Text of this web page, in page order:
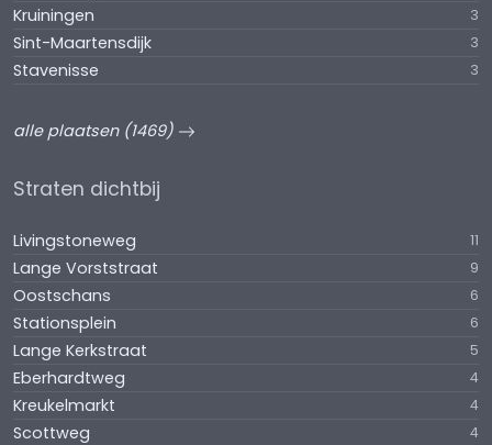
Kruiningen 3
Sint-Maartensdijk 3
Stavenisse 3
alle plaatsen (1469)
Straten dichtbij
Livingstoneweg 11
Lange Vorststraat 9
Oostschans 6
Stationsplein 6
Lange Kerkstraat 5
Eberhardtweg 4
Kreukelmarkt 4
Scottweg 4